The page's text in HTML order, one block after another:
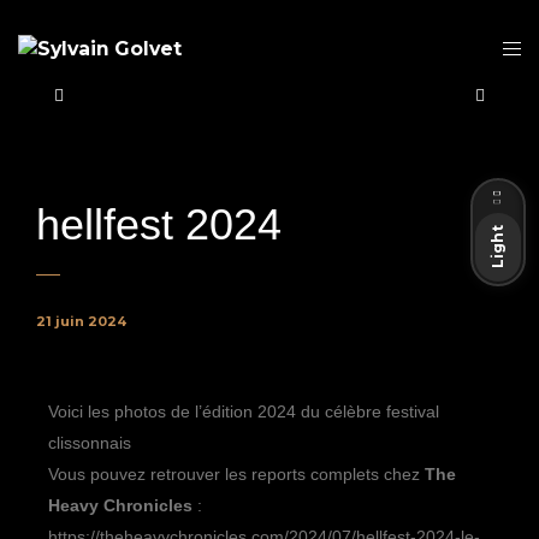
hellfest 2024
21 juin 2024
Voici les photos de l’édition 2024 du célèbre festival
clissonnais
Vous pouvez retrouver les reports complets chez The
Heavy Chronicles :
Light
Dark